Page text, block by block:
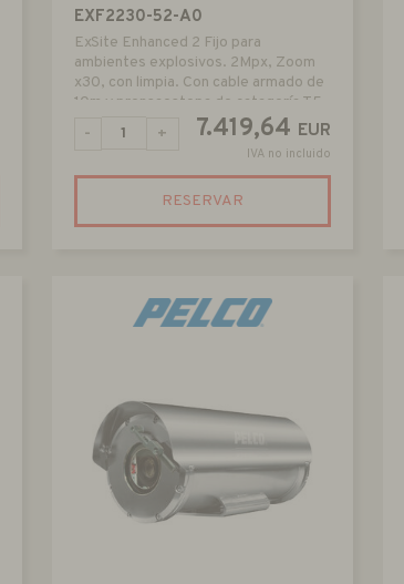
EXF2230-52-A0
ExSite Enhanced 2 Fijo para
ambientes explosivos. 2Mpx, Zoom
x30, con limpia. Con cable armado de
10m y prensaestopa de catagoría T5
7.419,64 EUR
IVA no incluido
- +
RESERVAR